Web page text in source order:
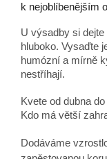
k nejoblíbenějším
U výsadby si
hluboko. Vysaďte
humózní a mírně
nestříhají.
Kvete od dubna
Kdo má větší
Dodáváme